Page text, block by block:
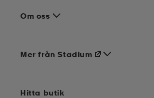
Om oss
Mer från Stadium
Hitta butik